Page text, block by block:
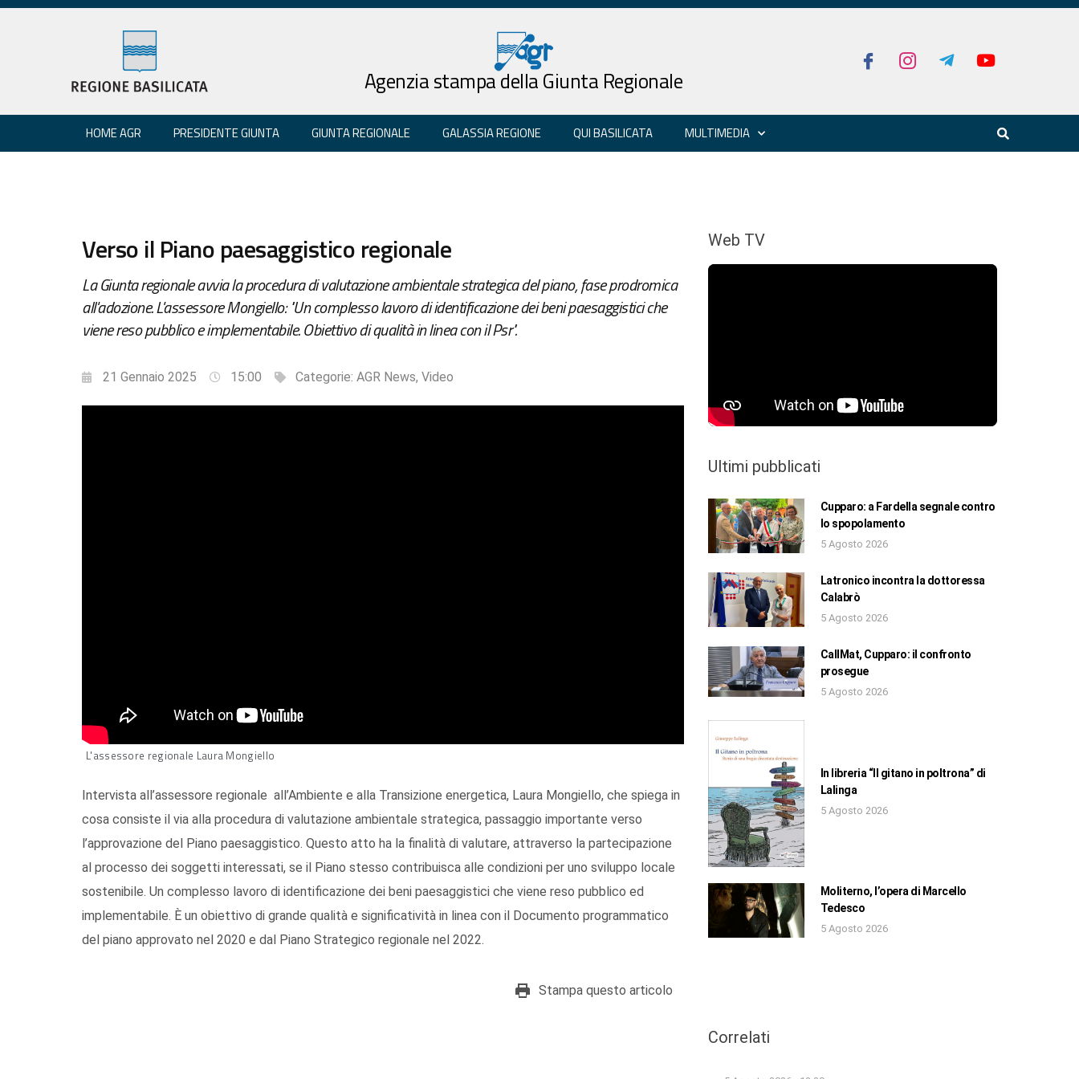
Agenzia stampa della Giunta Regionale
HOME AGR PRESIDENTE GIUNTA GIUNTA REGIONALE GALASSIA REGIONE QUI BASILICATA MULTIMEDIA
Verso il Piano paesaggistico regionale
La Giunta regionale avvia la procedura di valutazione ambientale strategica del piano, fase prodromica
all'adozione. L'assessore Mongiello: "Un complesso lavoro di identificazione dei beni paesaggistici che
viene reso pubblico e implementabile. Obiettivo di qualità in linea con il Psr".
21 Gennaio 2025 15:00 Categorie: AGR News, Video
L'assessore regionale Laura Mongiello
Intervista all’assessore regionale all’Ambiente e alla Transizione energetica, Laura Mongiello, che spiega in
cosa consiste il via alla procedura di valutazione ambientale strategica, passaggio importante verso
l’approvazione del Piano paesaggistico. Questo atto ha la finalità di valutare, attraverso la partecipazione
al processo dei soggetti interessati, se il Piano stesso contribuisca alle condizioni per uno sviluppo locale
sostenibile. Un complesso lavoro di identificazione dei beni paesaggistici che viene reso pubblico ed
implementabile. È un obiettivo di grande qualità e significatività in linea con il Documento programmatico
del piano approvato nel 2020 e dal Piano Strategico regionale nel 2022.
Stampa questo articolo
Web TV
Ultimi pubblicati
Cupparo: a Fardella segnale contro
lo spopolamento
5 Agosto 2026
Latronico incontra la dottoressa
Calabrò
5 Agosto 2026
CallMat, Cupparo: il confronto
prosegue
5 Agosto 2026
In libreria “Il gitano in poltrona” di
Lalinga
5 Agosto 2026
Moliterno, l’opera di Marcello
Tedesco
5 Agosto 2026
Correlati